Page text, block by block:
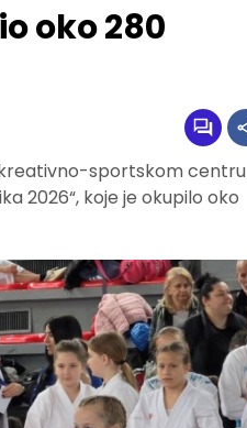
oko 280
sportskom centru
2026“, koje je okupilo oko